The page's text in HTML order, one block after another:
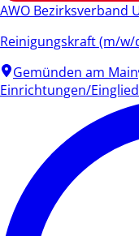
AWO Bezirksverband
Reinigungskraft (m/w/
Gemünden am Main
Einrichtungen/